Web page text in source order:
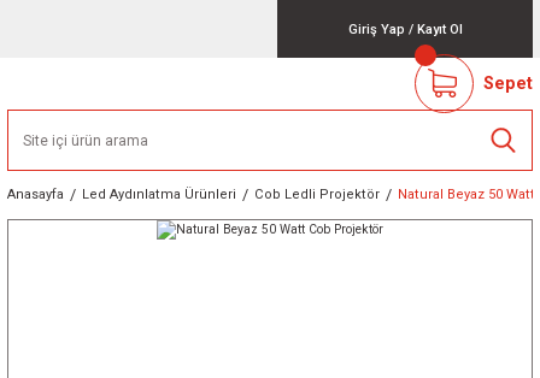
Giriş Yap / Kayıt Ol
Sepet
Anasayfa Led Aydınlatma Ürünleri Cob Ledli Projektör Natural Beyaz 50